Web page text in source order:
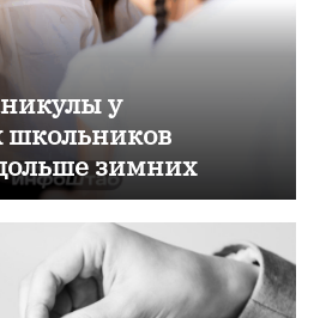
у
школьников
зимних